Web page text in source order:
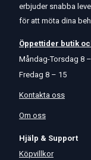
erbjuder snabba
för att möta dina
Öppettider butik
Måndag-Torsdag 8
Fredag 8 – 15
Kontakta oss
Om oss
Hjälp & Support
Köpvillkor